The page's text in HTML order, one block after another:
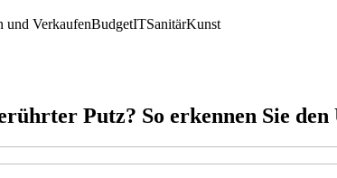
und VerkaufenBudgetITSanitärKunst
Putz? So erkennen Sie den